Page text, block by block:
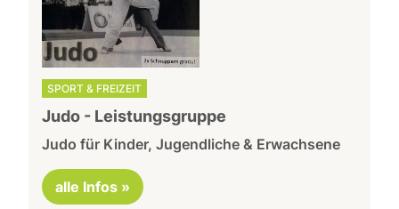
SPORT & FREIZEIT
Judo - Leistungsgruppe
Judo für Kinder, Jugendliche & Erwachsene
alle Infos »